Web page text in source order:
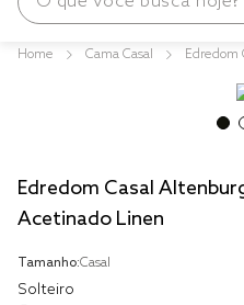
Cama Casal Edredom
Edredom Casal
Acetinado Linen
Tamanho:Casal
Solteiro
fronha
jogos cama
travesseiro